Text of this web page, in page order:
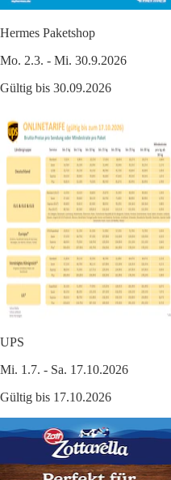
Hermes Paketshop
Mo. 2.3. - Mi. 30.9.2026
Gültig bis 30.09.2026
UPS
Mi. 1.7. - Sa. 17.10.2026
Gültig bis 17.10.2026